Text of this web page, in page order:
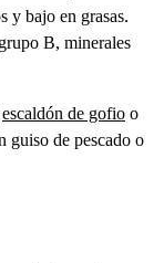
y bajo en grasas.
B, minerales
escaldón de gofio o
guiso de pescado o